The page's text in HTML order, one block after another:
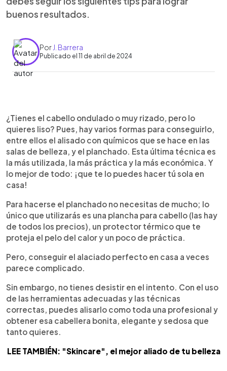
buenos resultados.
Por J. Barrera
Publicado el 11 de abril de 2024
Escuchar artículo
¿Tienes el cabello ondulado o muy rizado, pero lo
quieres liso? Pues, hay varios formas para conseguirlo,
entre ellos el alisado con químicos que se hace en las
salas de belleza, y el planchado. Esta última técnica es
la más utilizada, la más práctica y la más económica. Y
lo mejor de todo: ¡que te lo puedes hacer tú sola en
casa!
Para hacerse el planchado no necesitas de mucho; lo
único que utilizarás es una plancha para cabello (las hay
de todos los precios), un protector térmico que te
proteja el pelo del calor y un poco de práctica.
Pero, conseguir el alaciado perfecto en casa a veces
parece complicado.
Sin embargo, no tienes desistir en el intento. Con el uso
de las herramientas adecuadas y las técnicas
correctas, puedes alisarlo como toda una profesional y
obtener esa cabellera bonita, elegante y sedosa que
tanto quieres.
LEE TAMBIÉN: "Skincare", el mejor aliado de tu belleza